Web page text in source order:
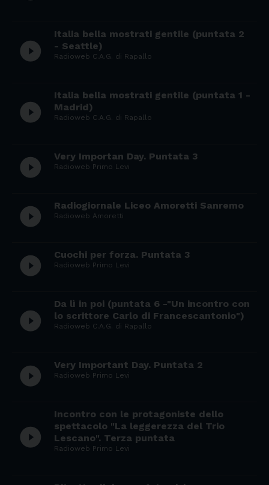
play_circle_filled
Italia bella mostrati gentile (puntata 2
- Seattle)
Radioweb C.A.G. di Rapallo
play_circle_filled
Italia bella mostrati gentile (puntata 1 -
Madrid)
Radioweb C.A.G. di Rapallo
play_circle_filled Very Importan Day. Puntata 3
Radioweb Primo Levi
play_circle_filled Radiogiornale Liceo Amoretti Sanremo
Radioweb Amoretti
play_circle_filled Cuochi per forza. Puntata 3
Radioweb Primo Levi
play_circle_filled
Da lì in poi (puntata 6 -"Un incontro con
lo scrittore Carlo di Francescantonio")
Radioweb C.A.G. di Rapallo
play_circle_filled Very Important Day. Puntata 2
Radioweb Primo Levi
play_circle_filled
Incontro con le protagoniste dello
spettacolo "La leggerezza del Trio
Lescano". Terza puntata
Radioweb Primo Levi